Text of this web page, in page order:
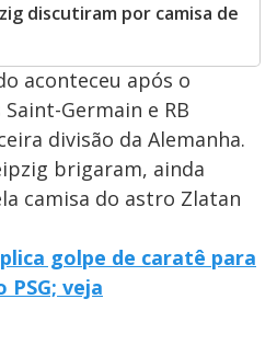
discutiram por camisa de
aconteceu após o
Germain e RB
divisão da Alemanha.
brigaram, ainda
camisa do astro Zlatan
golpe de caratê para
veja